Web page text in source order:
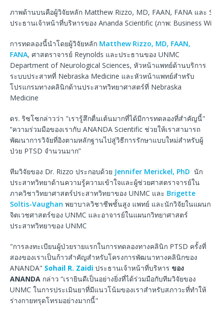
ภาพด้านบนคือผู้วิจัยหลัก Matthew Rizzo, MD, FAAN, FANA และ
ประธานเจ้าหน้าที่บริหารของ Ananda Scientific (ภาพ: Business Wire)
การทดลองนี้นำโดยผู้วิจัยหลัก Matthew Rizzo, MD, FAAN,
FANA, ศาสตราจารย์ Reynolds และประธานของ UNMC
Department of Neurological Sciences, หัวหน้าแพทย์ด้านบริการ
ระบบประสาทที่ Nebraska Medicine และหัวหน้าแพทย์สำหรับ
โปรแกรมทางคลินิกด้านประสาทวิทยาศาสตร์ที่ Nebraska
Medicine
ดร. ริซโซกล่าวว่า "เรารู้สึกตื่นเต้นมากที่ได้มีการทดลองที่สำคัญนี้"
“ความร่วมมือของเรากับ ANANDA Scientific ช่วยให้เราสามารถ
พัฒนาการวิจัยที่อิงตามหลักฐานไปสู่วิธีการรักษาแบบใหม่สำหรับผู้
ป่วย PTSD จำนวนมาก”
ทีมวิจัยของ Dr. Rizzo ประกอบด้วย Jennifer Merickel, PhD นัก
ประสาทวิทยาด้านความรู้ความเข้าใจและผู้ช่วยศาสตราจารย์ใน
ภาควิชาวิทยาศาสตร์ประสาทวิทยาของ UNMC และ Brigette
Soltis-Vaughan พยาบาลวิชาชีพชั้นสูง แพทย์ และนักวิจัยในแผนก
จิตเวชศาสตร์ของ UNMC และอาจารย์ในแผนกวิทยาศาสตร์
ประสาทวิทยาของ UNMC
"การลงทะเบียนผู้ป่วยรายแรกในการทดลองทางคลินิก PTSD ครั้งที่
สองของเราเป็นก้าวสำคัญสำหรับโครงการพัฒนาทางคลินิกของ
ANANDA" Sohail R. Zaidi ประธานเจ้าหน้าที่บริหาร ของ
ANANDA กล่าว “เรายินดีเป็นอย่างยิ่งที่ได้ร่วมมือกับทีมวิจัยของ
UNMC ในการประเมินยาที่มีแนวโน้มของเราสำหรับสภาวะที่ทำให้
ร่างกายทรุดโทรมอย่างมากนี้"